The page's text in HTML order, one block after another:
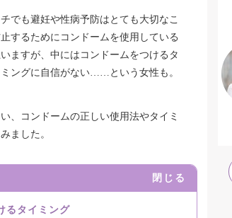
でも避妊や性病予防はとても大切なこ
するためにコンドームを使用している
ますが、中にはコンドームをつけるタ
ングに自信がない……という女性も。
、コンドームの正しい使用法やタイミ
ました。
閉じる
るタイミング